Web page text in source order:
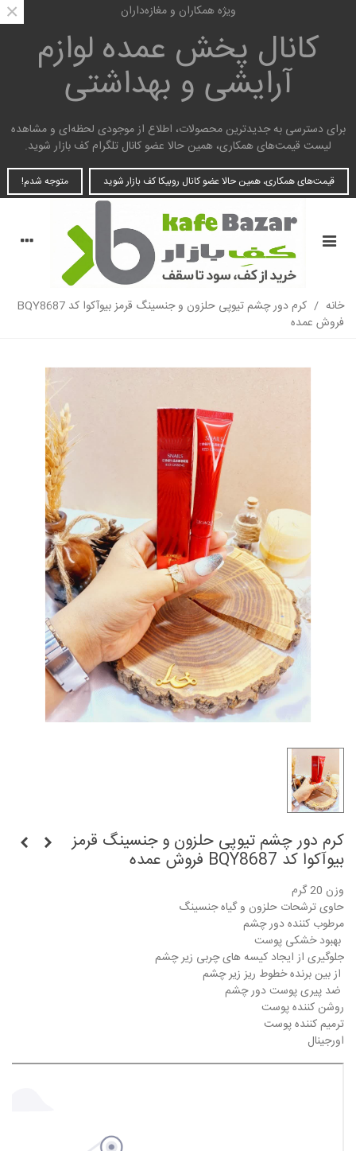
ویژه همکاران و مغازه‌داران
کانال پخش عمدهلوازم
آرایشی و بهداشتی
برای دسترسی به جدیدترین محصولات، اطلاع از موجودی لحظه‌ای و مشاهده
لیست قیمت‌های همکاری، همین حالا عضو کانال تلگرام کف بازار شوید.
قیمت‌های همکاری، همین حالا عضو کانال روبیکا کف بازار شوید متوجه شدم!
×
خانه /
کرم دور چشم تیوپی حلزون و جنسینگ قرمز بیوآکوا کد BQY8687
فروش عمده
کرم دور چشم تیوپی حلزون و جنسینگ قرمز
بیوآکوا کد BQY8687 فروش عمده
وزن 20 گرم
حاوی ترشحات حلزون و گیاه جنسینگ
مرطوب کننده دور چشم
بهبود خشکی پوست
جلوگیری از ایجاد کیسه های چربی زیر چشم
از بین برنده خطوط ریز زیر چشم
ضد پیری پوست دور چشم
روشن کننده پوست
ترمیم کننده پوست
اورجینال